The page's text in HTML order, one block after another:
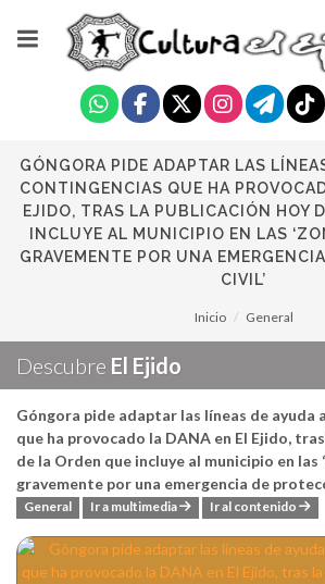
GÓNGORA PIDE ADAPTAR LAS
CONTINGENCIAS QUE HA
EJIDO, TRAS LA PUBLICACIÓN HOY
INCLUYE AL MUNICIPIO EN LAS
GRAVEMENTE POR UNA
CIVIL’
Inicio General
Descubre El Ejido
Góngora pide adaptar las líneas de ayuda
que ha provocado la DANA en El Ejido,
de la Orden que incluye al municipio en las
gravemente por una emergencia de
General Ir a multimedia Ir al contenido